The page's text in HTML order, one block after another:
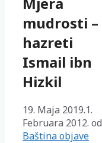
mudrosti –
hazreti
Ismail ibn
Hizkil
19. Maja 2019.1.
Februara 2012. od
Baština objave